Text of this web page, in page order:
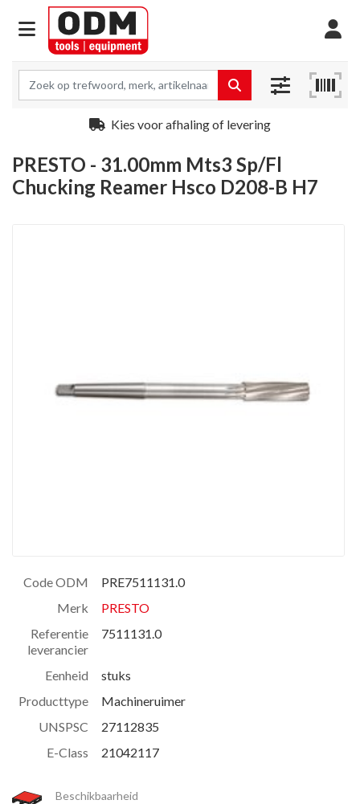
Kies voor afhaling of levering
PRESTO - 31.00mm Mts3 Sp/Fl
Chucking Reamer Hsco D208-B H7
Code ODM
PRE7511131.0
Merk
PRESTO
Referentie
leverancier
7511131.0
Eenheid
stuks
Producttype
Machineruimer
UNSPSC
27112835
E-Class
21042117
Beschikbaarheid